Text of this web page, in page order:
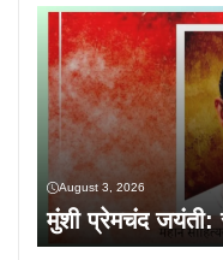
August 3, 2026
मुंशी प्रेमचंद जयंती: